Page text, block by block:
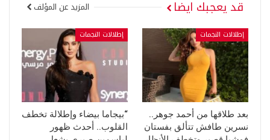
قد يعجبك ايضا المزيد عن المؤلف
إطلالات النجمات
بعد طلاقها من أحمد جوهر..
نسرين طافش تتألق بفستان
إطلالات النجمات
“بيجاما بيضاء وإطلالة تخطف
القلوب.. أحدث ظهور